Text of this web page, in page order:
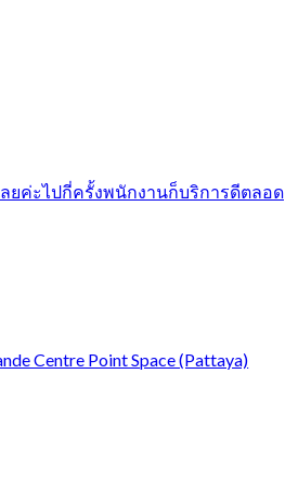
ยค่ะไปกี่ครั้งพนักงานก็บริการดีตลอด
Centre Point Space (Pattaya)